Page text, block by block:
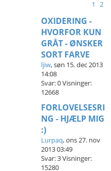
1
2
OXIDERING -
HVORFOR KUN
GRÅT - ØNSKER
SORT FARVE
ljiw,søn 15. dec 2013
14:08
Svar:0Visninger:
12668
FORLOVELSESRI
NG - HJÆLP MIG
:)
Lurpaq,ons 27. nov
2013 03:49
Svar:3Visninger:
15280